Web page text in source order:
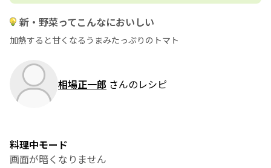
新・野菜ってこんなにおいしい
加熱すると甘くなるうまみたっぷりのトマト
相場正一郎 さんのレシピ
料理中モード
画面が暗くなりません